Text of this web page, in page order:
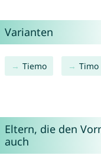
Varianten
Tiemo Timo
Eltern, die den
auch